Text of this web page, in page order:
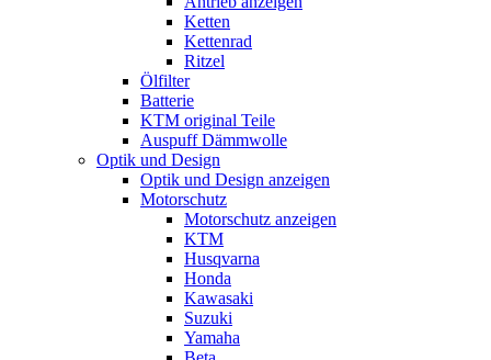
Ketten
Kettenrad
Ritzel
Ölfilter
Batterie
KTM original Teile
Auspuff Dämmwolle
Optik und Design
Optik und Design anzeigen
Motorschutz
Motorschutz anzeigen
KTM
Husqvarna
Honda
Kawasaki
Suzuki
Yamaha